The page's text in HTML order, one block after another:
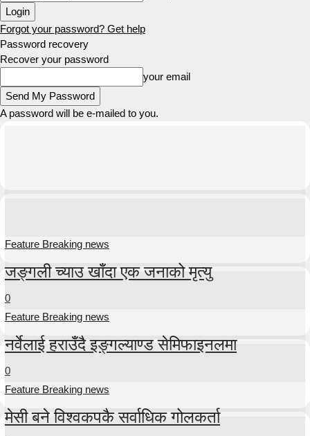
Forgot your password? Get help
Password recovery
Recover your password
your email
A password will be e-mailed to you.
Feature Breaking news
जङ्गली च्याउ खाँदा एक जनाको मृत्यु
0
Feature Breaking news
नर्वेलाई हराउँदै इङ्गल्याण्ड सेमिफाइनलमा
0
Feature Breaking news
मेसी बने विश्वकपकै सर्वाधिक गोलकर्ता